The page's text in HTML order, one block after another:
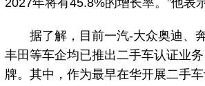
2027年将有45.8%的增长率。”他表示
据了解，目前一汽-大众奥迪、
丰田等车企均已推出二手车认证业
牌。其中，作为最早在华开展二手